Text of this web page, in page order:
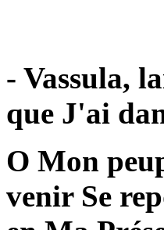
- Vassula,
que J'ai
O Mon
venir Se